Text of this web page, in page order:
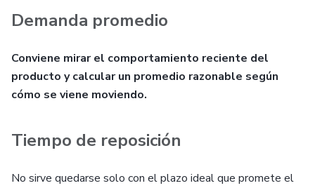
Demanda promedio
Conviene mirar el comportamiento reciente del
producto y calcular un promedio razonable según
cómo se viene moviendo.
Tiempo de reposición
No sirve quedarse solo con el plazo ideal que promete el